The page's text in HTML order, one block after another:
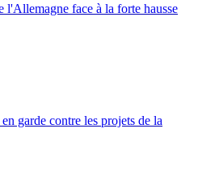
l'Allemagne face à la forte hausse
garde contre les projets de la